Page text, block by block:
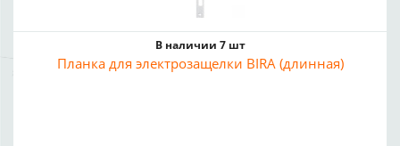
В наличии 7 шт
Планка для электрозащелки BIRA (длинная)